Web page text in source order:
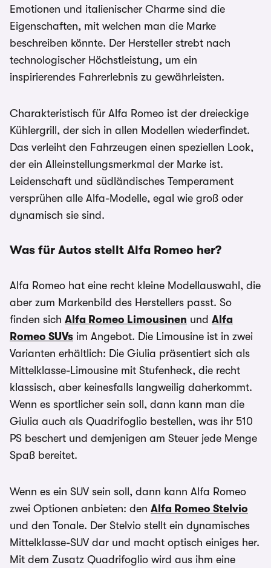
Emotionen und italienischer Charme sind die
Eigenschaften, mit welchen man die Marke
beschreiben könnte. Der Hersteller strebt nach
technologischer Höchstleistung, um ein
inspirierendes Fahrerlebnis zu gewährleisten.
Charakteristisch für Alfa Romeo ist der dreieckige
Kühlergrill, der sich in allen Modellen wiederfindet.
Das verleiht den Fahrzeugen einen speziellen Look,
der ein Alleinstellungsmerkmal der Marke ist.
Leidenschaft und südländisches Temperament
versprühen alle Alfa-Modelle, egal wie groß oder
dynamisch sie sind.
Was für Autos stellt Alfa Romeo her?
Alfa Romeo hat eine recht kleine Modellauswahl, die
aber zum Markenbild des Herstellers passt. So
finden sich Alfa Romeo Limousinen und Alfa
Romeo SUVs im Angebot. Die Limousine ist in zwei
Varianten erhältlich: Die Giulia präsentiert sich als
Mittelklasse-Limousine mit Stufenheck, die recht
klassisch, aber keinesfalls langweilig daherkommt.
Wenn es sportlicher sein soll, dann kann man die
Giulia auch als Quadrifoglio bestellen, was ihr 510
PS beschert und demjenigen am Steuer jede Menge
Spaß bereitet.
Wenn es ein SUV sein soll, dann kann Alfa Romeo
zwei Optionen anbieten: den Alfa Romeo Stelvio
und den Tonale. Der Stelvio stellt ein dynamisches
Mittelklasse-SUV dar und macht optisch einiges her.
Mit dem Zusatz Quadrifoglio wird aus ihm eine